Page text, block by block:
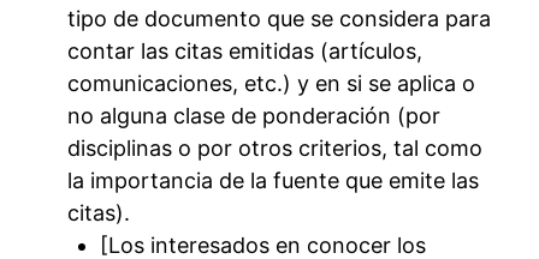
tipo de documento que se considera para
contar las citas emitidas (artículos,
comunicaciones, etc.) y en si se aplica o
no alguna clase de ponderación (por
disciplinas o por otros criterios, tal como
la importancia de la fuente que emite las
citas).
[Los interesados en conocer los